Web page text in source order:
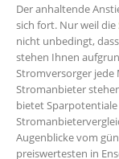
Der anhaltende
sich fort. Nur weil die
nicht unbedingt,
stehen Ihnen
Stromversorger jede
Stromanbieter
bietet
Augenblicke vom
preiswertesten in